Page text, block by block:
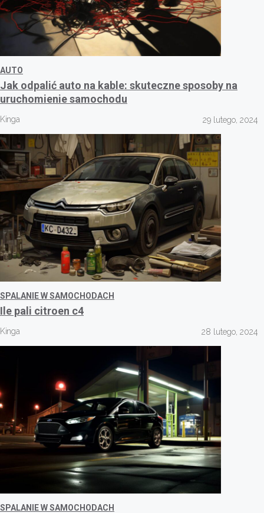
AUTO
Jak odpalić auto na kable: skuteczne sposoby na
uruchomienie samochodu
Kinga 29 lutego, 2024
SPALANIE W SAMOCHODACH
Ile pali citroen c4
Kinga 28 lutego, 2024
SPALANIE W SAMOCHODACH